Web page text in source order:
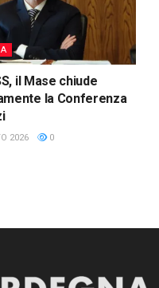
il Mase chiude
la Conferenza
2026 0